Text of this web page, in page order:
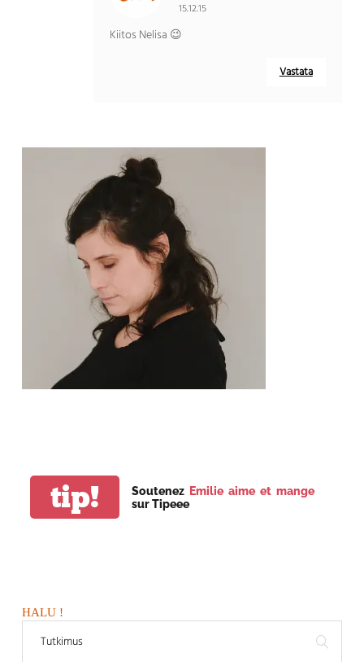
15.12.15
Kiitos Nelisa 😉
Vastata
tip! Soutenez Emilie aime et mange
sur Tipeee
HALU !